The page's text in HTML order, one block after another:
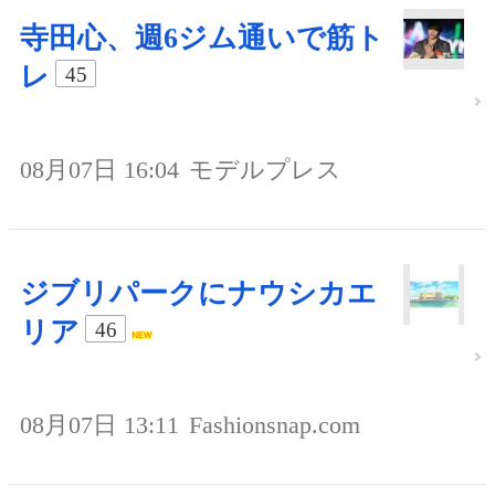
寺田心、週6ジム通いで筋ト
レ
45
08月07日 16:04 モデルプレス
ジブリパークにナウシカエ
リア
46
08月07日 13:11 Fashionsnap.com